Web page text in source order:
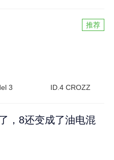
推荐
3 ID.4 CROZZ
，8还变成了油电混